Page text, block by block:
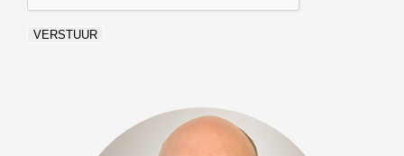
VERSTUUR